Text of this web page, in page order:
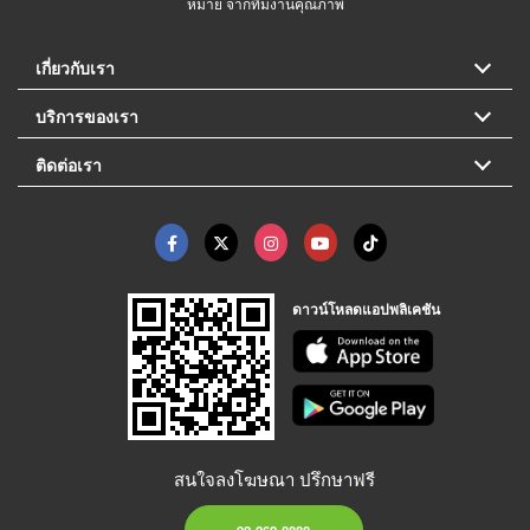
เกี่ยวกับเรา
บริการของเรา
ติดต่อเรา
ดาวน์โหลดแอปพลิเคชัน
สนใจลงโฆษณา ปรึกษาฟรี